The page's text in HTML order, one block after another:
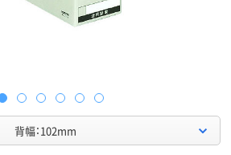
背幅：102mm